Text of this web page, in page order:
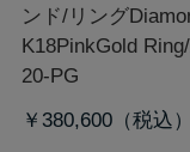
ンド/リング
K18PinkGold
20-PG
￥380,600